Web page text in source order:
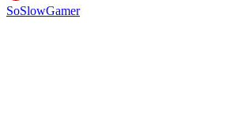
SoSlowGamer